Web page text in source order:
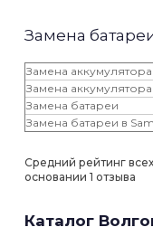
Замена
Замена
Замена аккумулятора
Замена батареи
Замена батареи в
Средний рейтинг
основании 1 отзыва
Каталог